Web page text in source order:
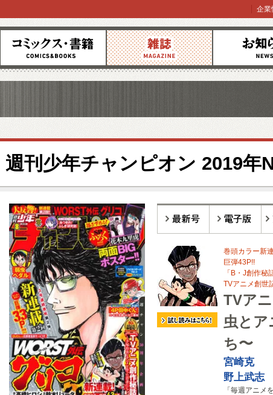
コミックス 雑誌 お知らせ
企業
週刊少年チャンピオン 2019年
巻頭カラー新
巨弾43P!!
「B・J創作秘
TVアニメ創世
TVア
虫とア
ち〜
宮崎克
野上武志
「毎週アニメ